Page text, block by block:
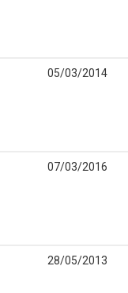
05/03/2014
07/03/2016
28/05/2013